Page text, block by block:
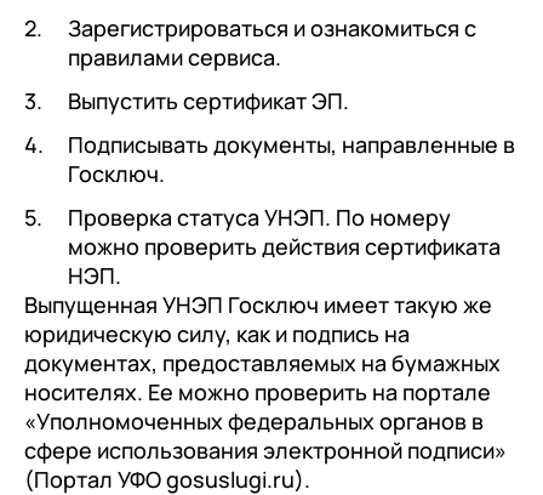
Зарегистрироваться и ознакомиться с
правилами сервиса.
Выпустить сертификат ЭП.
Подписывать документы, направленные в
Госключ.
Проверка статуса УНЭП. По номеру
можно проверить действия сертификата
НЭП.
Выпущенная УНЭП Госключ имеет такую же
юридическую силу, как и подпись на
документах, предоставляемых на бумажных
носителях. Ее можно проверить на портале
«Уполномоченных федеральных органов в
сфере использования электронной подписи»
(Портал УФО gosuslugi.ru).